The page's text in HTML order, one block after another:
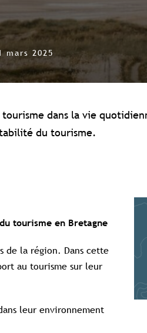
mars 2025
dans la vie
du tourisme.
tourisme en Bretagne
de la région. Dans cette
au tourisme sur leur
leur environnement